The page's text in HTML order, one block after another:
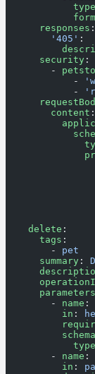
            type
      responses
:
        '405'
:
      security
:
        -
            -
            -
        content
:
    delete
:
      tags
:
        -
pet
      summary
:
      parameters
        -
name :
          in
:
          schema
            type
        -
name :
          in
: